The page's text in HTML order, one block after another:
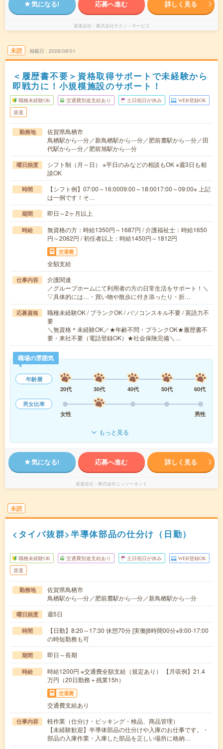
気になる! 応募へ進む 詳しく見る
派遣会社 株式会社テクノ・サービス
未読 掲載日 2026/08/01
＜履歴書不要＞資格取得サポートで未経験から
即戦力に！小規模施設のサポート！
職種未経験OK 交通費別途支給あり 土日祝日が休み WEB登録OK
派遣
勤務地
佐賀県鳥栖市
鳥栖駅から---分／新鳥栖駅から---分／肥前麓駅から---分／田
代駅から---分／肥前旭駅から---分
曜日頻度
シフト制（月～日） ※平日のみなどの相談もOK ※週3日も相
談OK
時間
【シフト例】07:00～16:0009:00～18:0017:00～09:00※ 上記
は一例です！そ…
期間 即日～2ヶ月以上
時給
無資格の方：時給1350円～1687円 / 介護福祉士：時給1650
円～2062円 / 初任者以上：時給1450円～1812円
交通費
全額支給
仕事内容
介護関連
／グループホームにて利用者の方の日常生活をサポート！＼
▽具体的には…・買い物や散歩に付き添ったり・折…
応募資格
職種未経験OK / ブランクOK / パソコンスキル不要 / 英語力不
要
＼無資格＊未経験OK／★年齢不問・ブランクOK★履歴書不
要・来社不要（電話登録OK）★社会保険完備＼…
職場の雰囲気
年齢層
20代
30代 40代 50代
60代
男女比率
女性
男性
もっと見る
気になる! 応募へ進む 詳しく見る
派遣会社 株式会社ニッソーネット
未読
<タイパ抜群>半導体部品の仕分け（日勤）
職種未経験OK 交通費別途支給あり 土日祝日が休み WEB登録OK
派遣
勤務地
佐賀県鳥栖市
鳥栖駅から---分／肥前麓駅から---分／新鳥栖駅から---分
曜日頻度 週5日
時間
【日勤】8:20～17:30 休憩70分 [実働]8時間00分※9:00-17:00
の時短勤務も可
期間 即日～長期
時給
時給1200円 ※交通費全額支給（規定あり） 【月収例】21.4
万円（20日勤務＋残業15h）
交通費
交通費支給あり
仕事内容
軽作業（仕分け・ピッキング・検品、商品管理）
【未経験歓迎】半導体部品の仕分けや入庫のお仕事です。・
部品の入庫作業・入庫した部品を正しい場所に格納…